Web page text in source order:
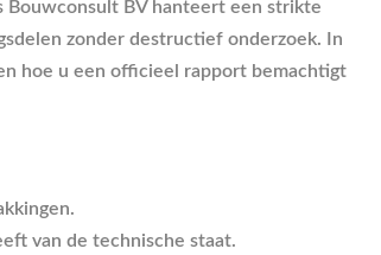
Bouwconsult BV hanteert een strikte
zonder destructief onderzoek. In
hoe u een officieel rapport bemachtigt
van de technische staat.